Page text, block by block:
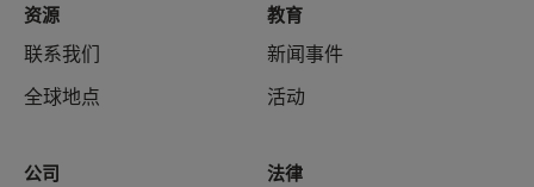
资源
联系我们
全球地点
教育
新闻事件
活动
公司 法律